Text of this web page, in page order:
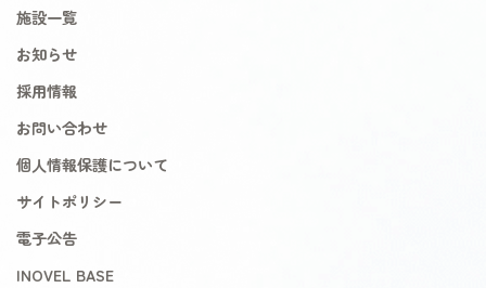
施設一覧
お知らせ
採用情報
お問い合わせ
個人情報保護について
サイトポリシー
電子公告
INOVEL BASE